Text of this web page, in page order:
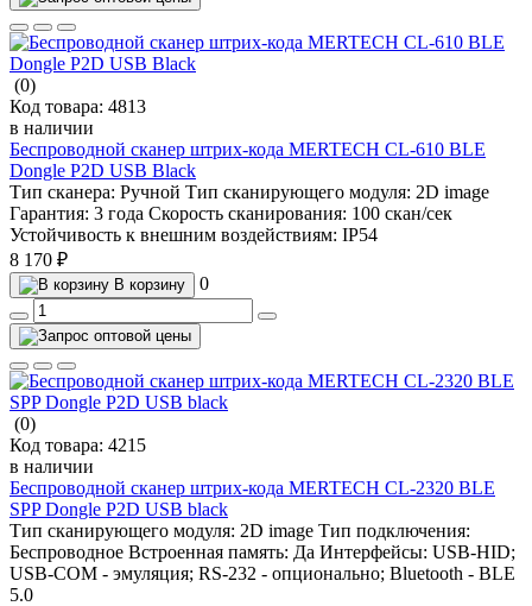
(0)
Код товара: 4813
в наличии
Беспроводной сканер штрих-кода MERTECH CL-610 BLE
Dongle P2D USB Black
Тип сканера: Ручной Тип сканирующего модуля: 2D image
Гарантия: 3 года Скорость сканирования: 100 скан/сек
Устойчивость к внешним воздействиям: IP54
8 170 ₽
В корзину 0
(0)
Код товара: 4215
в наличии
Беспроводной сканер штрих-кода MERTECH CL-2320 BLE
SPP Dongle P2D USB black
Тип сканирующего модуля: 2D image Тип подключения:
Беспроводное Встроенная память: Да Интерфейсы: USB-HID;
USB-COM - эмуляция; RS-232 - опционально; Bluetooth - BLE
5.0